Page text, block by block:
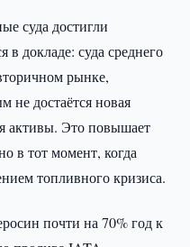
суда достигли
в докладе: суда среднего
рынке,
не достаётся новая
активы. Это повышает
в тот момент, когда
топливного кризиса.
почти на 70% год к